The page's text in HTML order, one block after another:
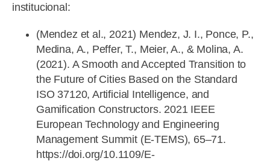
institucional:
(Mendez et al., 2021) Mendez, J. I., Ponce, P.,
Medina, A., Peffer, T., Meier, A., & Molina, A.
(2021). A Smooth and Accepted Transition to
the Future of Cities Based on the Standard
ISO 37120, Artificial Intelligence, and
Gamification Constructors. 2021 IEEE
European Technology and Engineering
Management Summit (E-TEMS), 65–71.
https://doi.org/10.1109/E-